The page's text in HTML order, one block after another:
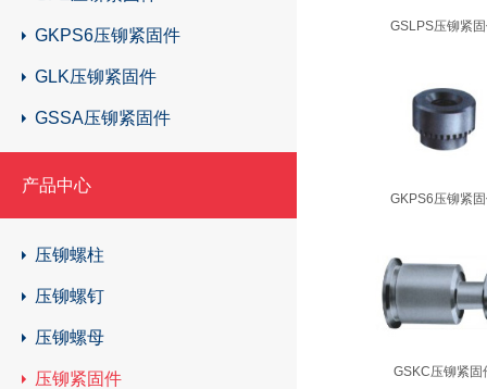
GKPS6压铆紧固件
GLK压铆紧固件
GSSA压铆紧固件
产品中心
压铆螺柱
压铆螺钉
压铆螺母
压铆紧固件
GSLPS压铆紧
GKPS6压铆紧
GSKC压铆紧固